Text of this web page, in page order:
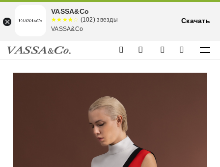
VASSA&Co
☆☆☆☆☆
★★★★
★
(102) звезды
VASSA&Co
Скачать